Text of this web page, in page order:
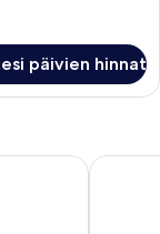
päivien hinnat